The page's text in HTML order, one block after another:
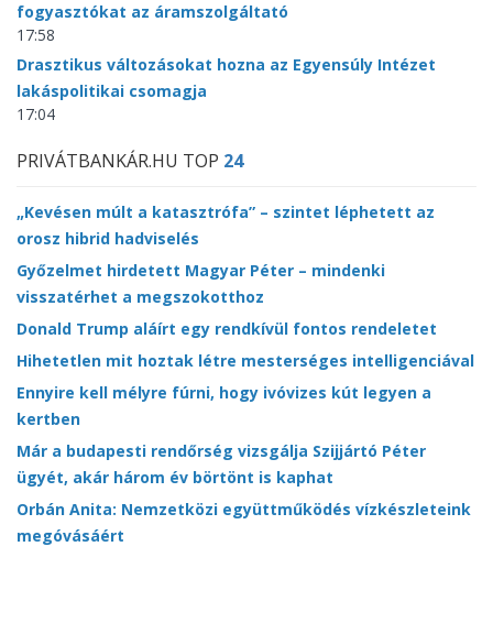
fogyasztókat az áramszolgáltató
17:58
Drasztikus változásokat hozna az Egyensúly Intézet
lakáspolitikai csomagja
17:04
PRIVÁTBANKÁR.HU TOP 24
„Kevésen múlt a katasztrófa” – szintet léphetett az
orosz hibrid hadviselés
Győzelmet hirdetett Magyar Péter – mindenki
visszatérhet a megszokotthoz
Donald Trump aláírt egy rendkívül fontos rendeletet
Hihetetlen mit hoztak létre mesterséges intelligenciával
Ennyire kell mélyre fúrni, hogy ivóvizes kút legyen a
kertben
Már a budapesti rendőrség vizsgálja Szijjártó Péter
ügyét, akár három év börtönt is kaphat
Orbán Anita: Nemzetközi együttműködés vízkészleteink
megóvásáért